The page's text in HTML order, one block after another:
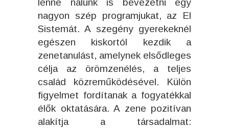
lenne nálunk is bevezetni egy
nagyon szép programjukat, az El
Sistemát. A szegény gyerekeknél
egészen kiskortól kezdik a
zenetanulást, amelynek elsődleges
célja az örömzenélés, a teljes
család közreműködésével. Külön
figyelmet fordítanak a fogyatékkal
élők oktatására. A zene pozitívan
alakítja a társadalmat: